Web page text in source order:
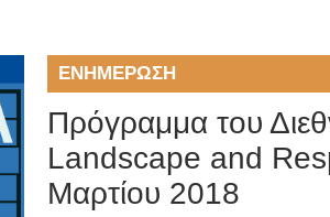
ΕΝΗΜΈΡΩΣΗ
Πρόγραμμα του
Landscape and
Μαρτίου 2018